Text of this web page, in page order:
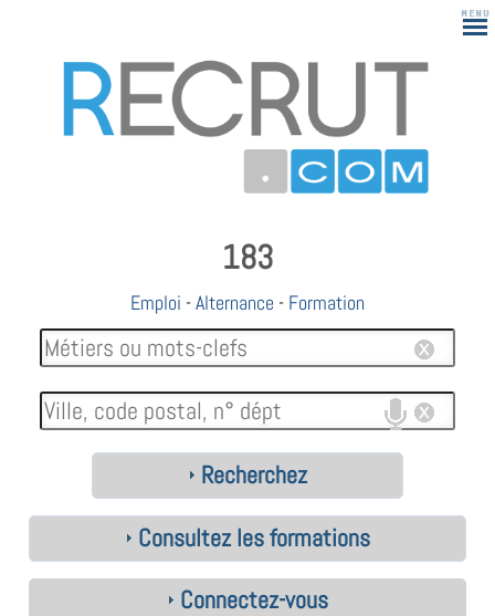
183
Emploi -Alternance - Formation
Recherchez
Consultez les formations
Connectez-vous